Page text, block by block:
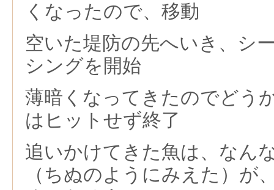
くなったので、移動
空いた堤防の先へいき、シ
シングを開始
薄暗くなってきたのでどう
はヒットせず終了
追いかけてきた魚は、なん
（ちぬのようにみえた）が